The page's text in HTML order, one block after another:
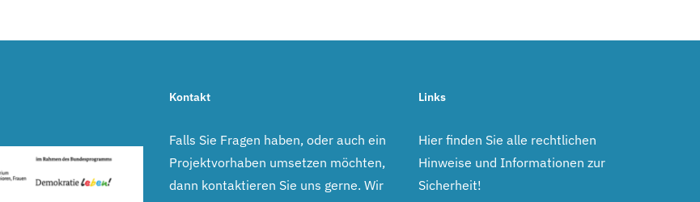
Kontakt
Falls Sie Fragen haben, oder auch ein
Projektvorhaben umsetzen möchten,
dann kontaktieren Sie uns gerne. Wir
Links
Hier finden Sie alle rechtlichen
Hinweise und Informationen zur
Sicherheit!